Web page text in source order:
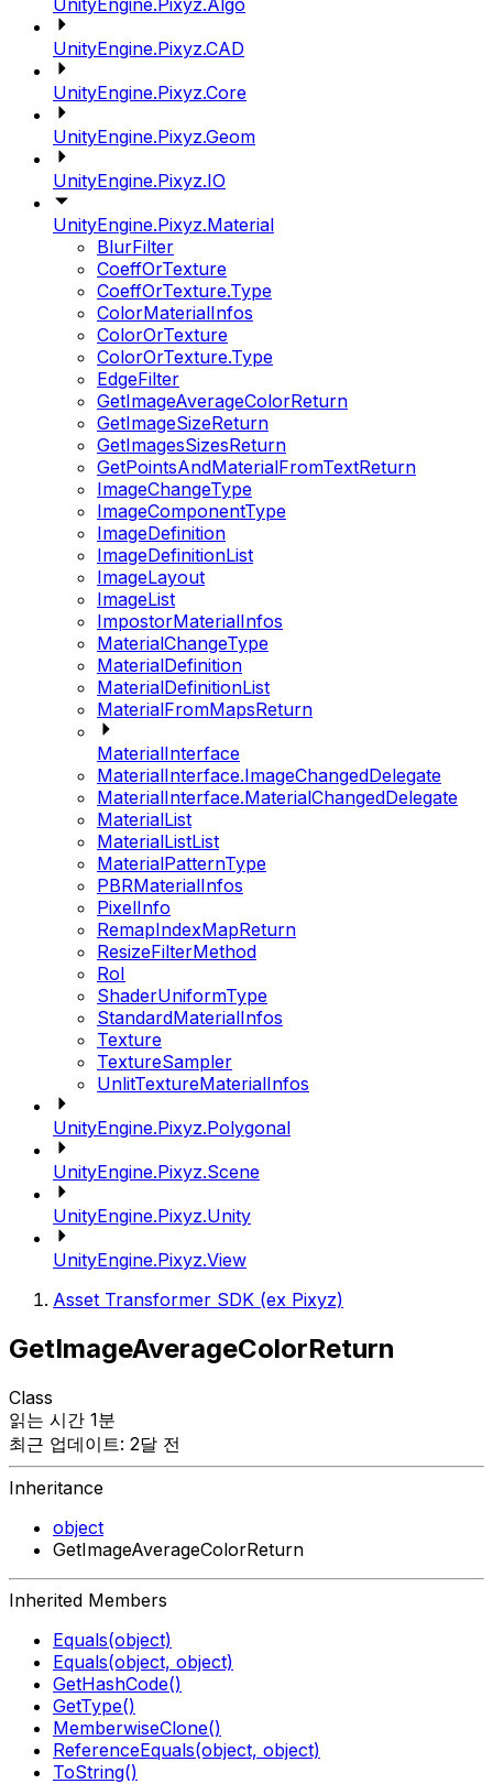
UnityEngine.Pixyz.Algo
UnityEngine.Pixyz.CAD
UnityEngine.Pixyz.Core
UnityEngine.Pixyz.Geom
UnityEngine.Pixyz.IO
UnityEngine.Pixyz.Material
BlurFilter
CoeffOrTexture
CoeffOrTexture.Type
ColorMaterialInfos
ColorOrTexture
ColorOrTexture.Type
EdgeFilter
GetImageAverageColorReturn
GetImageSizeReturn
GetImagesSizesReturn
GetPointsAndMaterialFromTextReturn
ImageChangeType
ImageComponentType
ImageDefinition
ImageDefinitionList
ImageLayout
ImageList
ImpostorMaterialInfos
MaterialChangeType
MaterialDefinition
MaterialDefinitionList
MaterialFromMapsReturn
MaterialInterface
MaterialInterface.ImageChangedDelegate
MaterialInterface.MaterialChangedDelegate
MaterialList
MaterialListList
MaterialPatternType
PBRMaterialInfos
PixelInfo
RemapIndexMapReturn
ResizeFilterMethod
RoI
ShaderUniformType
StandardMaterialInfos
Texture
TextureSampler
UnlitTextureMaterialInfos
UnityEngine.Pixyz.Polygonal
UnityEngine.Pixyz.Scene
UnityEngine.Pixyz.Unity
UnityEngine.Pixyz.View
Asset Transformer SDK (ex Pixyz)
GetImageAverageColorReturn
Class
읽는 시간 1분
최근 업데이트: 2달 전
Inheritance
object
GetImageAverageColorReturn
Inherited Members
Equals(object)
Equals(object, object)
GetHashCode()
GetType()
MemberwiseClone()
ReferenceEquals(object, object)
ToString()